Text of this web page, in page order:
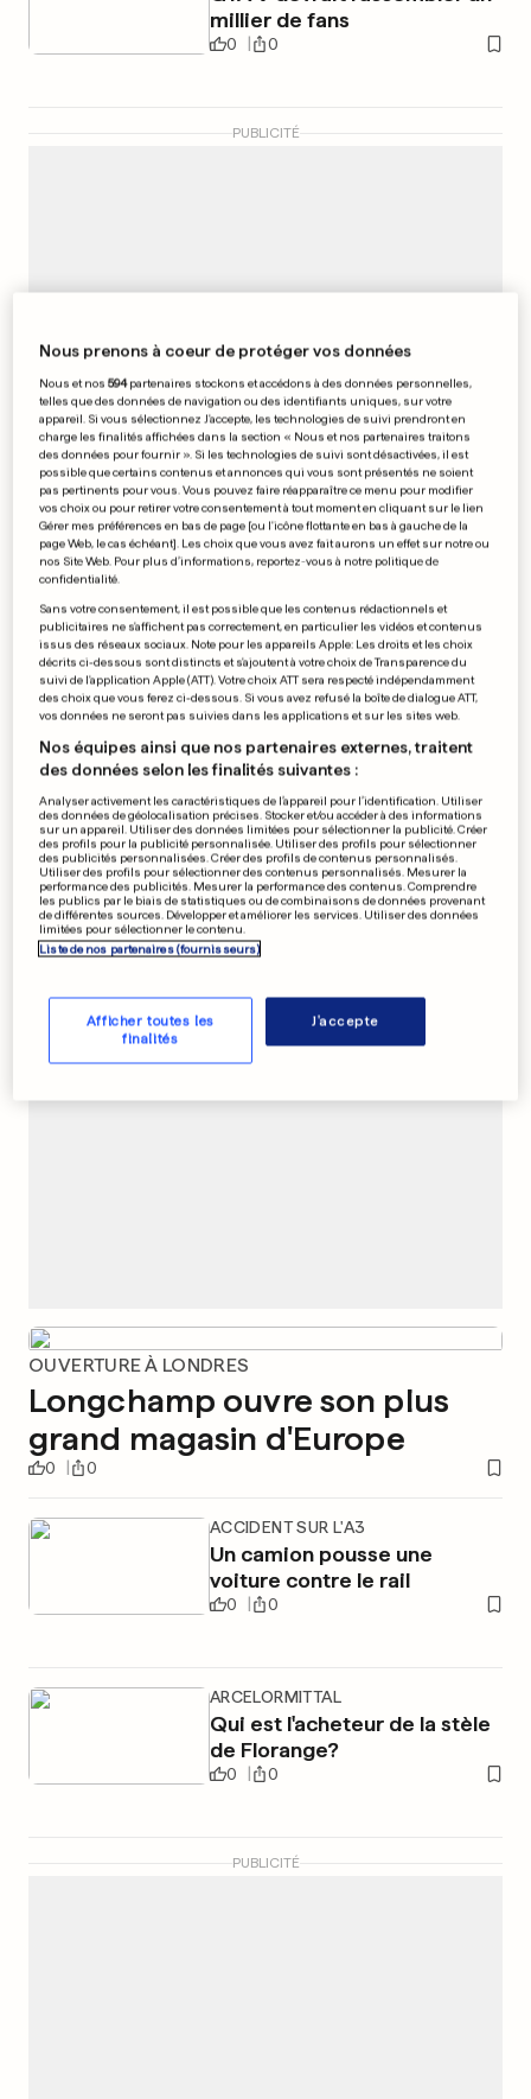
millier de fans
0 0
PUBLICITÉ
BAROMÈTRE POLITIQUE
Goerens fait une entrée
remarquée dans le Nord
0 0
TOPSHOP UNIQUE
Look baba cool à la Fashion
week de Londres
0
RAPPORT DE L'ONU
Du gaz sarin a bien été utilisé
en Syrie
0 0
PUBLICITÉ
OUVERTURE À LONDRES
Longchamp ouvre son plus
grand magasin d'Europe
0 0
ACCIDENT SUR L'A3
Un camion pousse une
voiture contre le rail
0 0
ARCELORMITTAL
Qui est l'acheteur de la stèle
de Florange?
0 0
PUBLICITÉ
Nous prenons à coeur de protéger vos données
Nous et nos594partenaires stockons et accédons à des données personnelles,
telles que des données de navigation ou des identifiants uniques, sur votre
appareil. Si vous sélectionnez J'accepte, les technologies de suivi prendront en
charge les finalités affichées dans la section « Nous et nos partenaires traitons
des données pour fournir ». Si les technologies de suivi sont désactivées, il est
possible que certains contenus et annonces qui vous sont présentés ne soient
pas pertinents pour vous. Vous pouvez faire réapparaître ce menu pour modifier
vos choix ou pour retirer votre consentement à tout moment en cliquant sur le lien
Gérer mes préférences en bas de page [ou l'icône flottante en bas à gauche de la
page Web, le cas échéant]. Les choix que vous avez fait aurons un effet sur notre ou
nos Site Web. Pour plus d’informations, reportez-vous à notre politique de
confidentialité.
Sans votre consentement, il est possible que les contenus rédactionnels et
publicitaires ne s'affichent pas correctement, en particulier les vidéos et contenus
issus des réseaux sociaux. Note pour les appareils Apple: Les droits et les choix
décrits ci-dessous sont distincts et s'ajoutent à votre choix de Transparence du
suivi de l'application Apple (ATT). Votre choix ATT sera respecté indépendamment
des choix que vous ferez ci-dessous. Si vous avez refusé la boîte de dialogue ATT,
vos données ne seront pas suivies dans les applications et sur les sites web.
Nos équipes ainsi que nos partenaires externes, traitent
des données selon les finalités suivantes :
Analyser activement les caractéristiques de l’appareil pour l’identification. Utiliser
des données de géolocalisation précises. Stocker et/ou accéder à des informations
sur un appareil. Utiliser des données limitées pour sélectionner la publicité. Créer
des profils pour la publicité personnalisée. Utiliser des profils pour sélectionner
des publicités personnalisées. Créer des profils de contenus personnalisés.
Utiliser des profils pour sélectionner des contenus personnalisés. Mesurer la
performance des publicités. Mesurer la performance des contenus. Comprendre
les publics par le biais de statistiques ou de combinaisons de données provenant
de différentes sources. Développer et améliorer les services. Utiliser des données
limitées pour sélectionner le contenu.
Liste de nos partenaires (fournisseurs)
Afficher toutes les
finalités
J'accepte